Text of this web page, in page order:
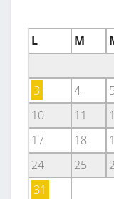
L
M
3
4 5
10
11
17
18
24
25
31